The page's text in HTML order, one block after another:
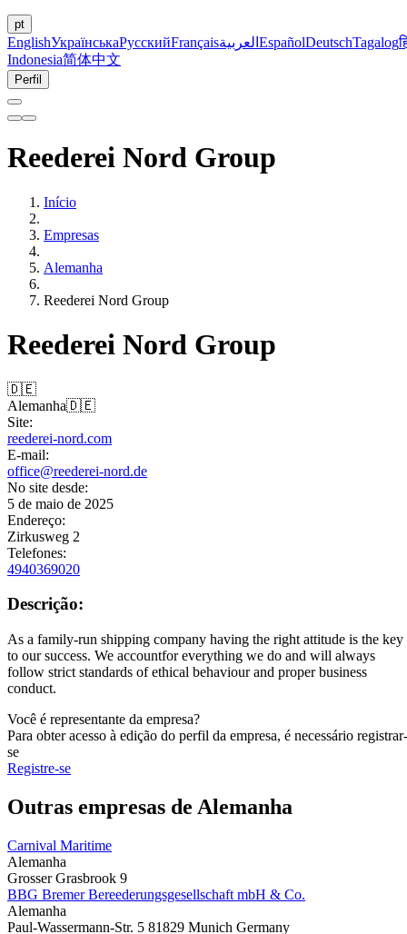
pt
EnglishУкраїнськаРусскийFrançaisالعربية EspañolDeutschTagalog
Indonesia简体中文
Perfil
Reederei Nord Group
Início
Empresas
Alemanha
Reederei Nord Group
Reederei Nord Group
🇩🇪
Alemanha🇩🇪
Site:
reederei-nord.com
E-mail:
office@reederei-nord.de
No site desde:
5 de maio de 2025
Endereço:
Zirkusweg 2
Telefones:
4940369020
Descrição:
As a family-run shipping company having the right attitude is the key
to our success. We accountfor everything we do and will always
follow strict standards of ethical behaviour and proper business
conduct.
Você é representante da empresa?
Para obter acesso à edição do perfil da empresa, é necessário registrar-
se
Registre-se
Outras empresas de Alemanha
Carnival Maritime
Alemanha
Grosser Grasbrook 9
BBG Bremer Bereederungsgesellschaft mbH & Co.
Alemanha
Paul-Wassermann-Str. 5 81829 Munich Germany